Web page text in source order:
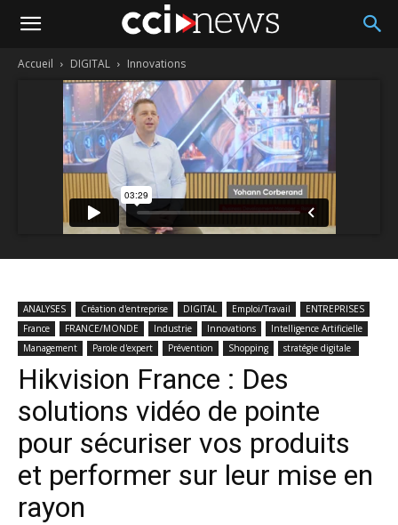
Accueil DIGITAL Innovations
ANALYSES Création d'entreprise DIGITAL Emploi/Travail
ENTREPRISES
France
FRANCE/MONDE Industrie Innovations
Intelligence Artificielle
Management
Parole d'expert Prévention Shopping stratégie digitale
Hikvision France : Des
solutions vidéo de pointe
pour sécuriser vos produits
et performer sur leur mise en
rayon